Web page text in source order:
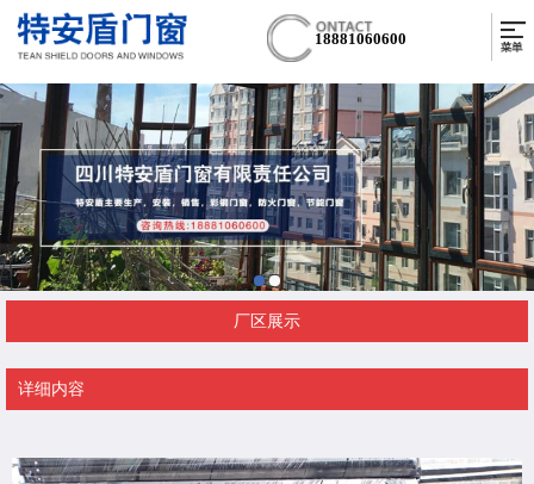
18881060600
厂区展示
详细内容